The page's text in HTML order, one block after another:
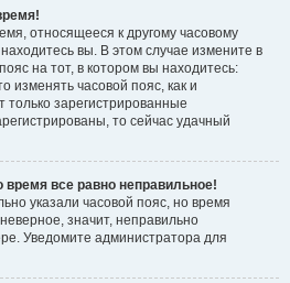
относящееся к другому часовому
вы. В этом случае измените в
на тот, в котором вы находитесь:
изменять часовой пояс, как и
только зарегистрированные
то сейчас удачный
все равно неправильное!
указали часовой пояс, но время
значит, неправильно
Уведомите администратора для